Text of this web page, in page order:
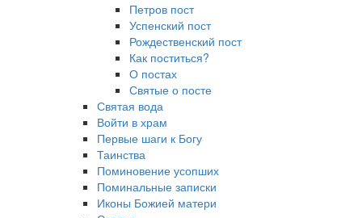
Петров пост
Успенский пост
Рождественский пост
Как поститься?
О постах
Святые о посте
Святая вода
Войти в храм
Первые шаги к Богу
Таинства
Поминовение усопших
Поминальные записки
Иконы Божией матери